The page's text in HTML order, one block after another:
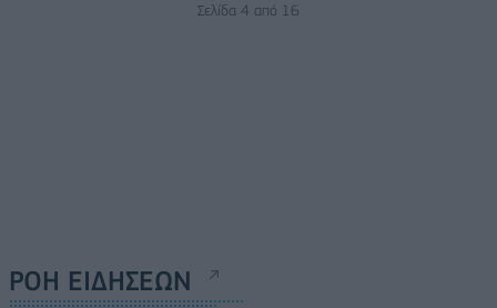
Σελίδα 4 από 16
ΡΟΗ ΕΙΔΗΣΕΩΝ